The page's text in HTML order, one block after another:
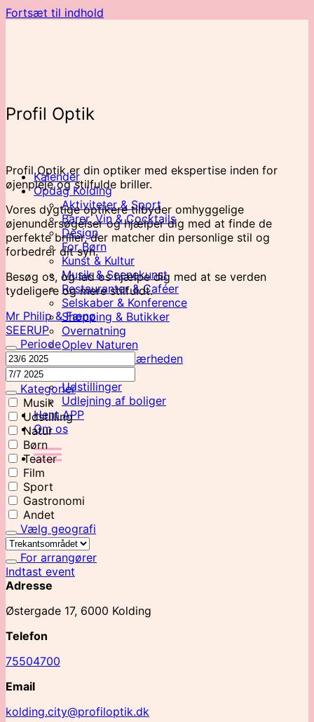
Fortsæt til indhold
Kalender
Opdag Kolding
Aktiviteter & Sport
Barer, Vin & Cocktails
Design
For Børn
Kunst & Kultur
Musik & Scenekunst
Restauranter & Caféer
Selskaber & Konference
Shopping & Butikker
Overnatning
Oplev Naturen
Oplevelser i Nærheden
Udstillinger
Udlejning af boliger
Hent APP
Om os
Profil Optik
Profil Optik er din optiker med ekspertise inden for
øjenpleje og stilfulde briller.
Vores dygtige optikere tilbyder omhyggelige
øjenundersøgelser og hjælper dig med at finde de
perfekte briller, der matcher din personlige stil og
forbedrer dit syn.
Besøg os, og lad os hjælpe dig med at se verden
tydeligere og mere stilfuldt.
Mr Philip & Fænø
SEERUP
Periode
Kategorier
Musik
Udstilling
Natur
Børn
Teater
Film
Sport
Gastronomi
Andet
Vælg geografi
For arrangører
Indtast event
Adresse
Østergade 17, 6000 Kolding
Telefon
75504700
Email
kolding.city@profiloptik.dk